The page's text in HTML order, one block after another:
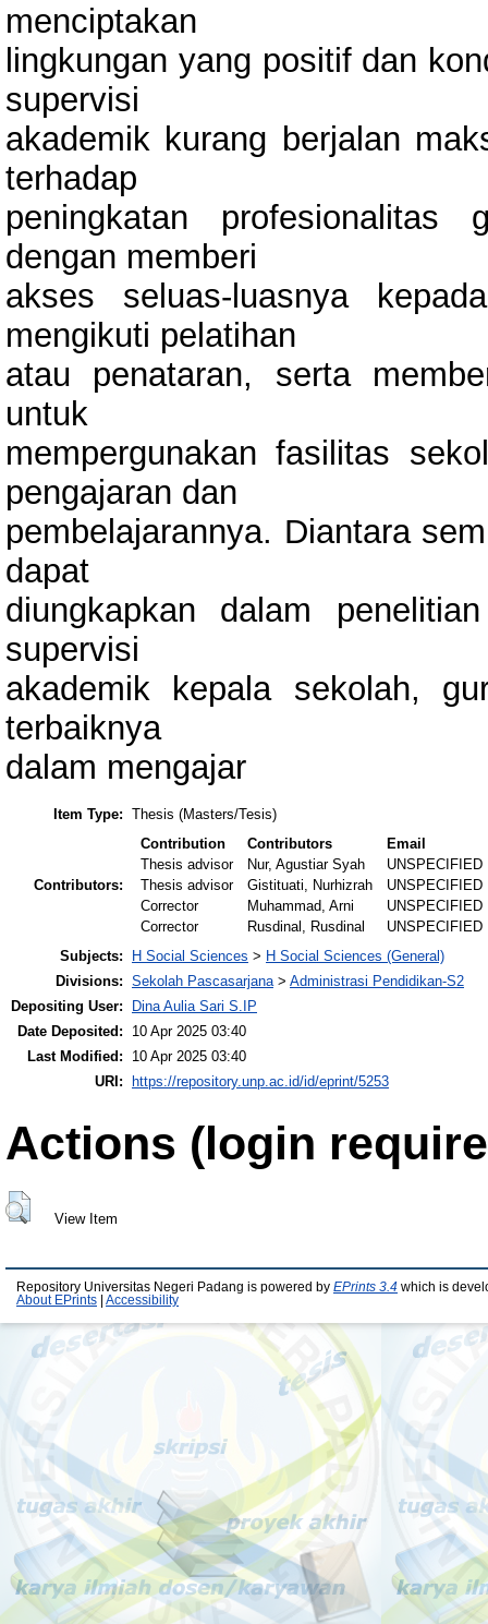
menciptakan
lingkungan yang positif dan
supervisi
akademik kurang berjalan
terhadap
peningkatan profesionalitas
dengan memberi
akses seluas-luasnya
mengikuti pelatihan
atau penataran, serta
untuk
mempergunakan fasilitas
pengajaran dan
pembelajarannya. Diantara
dapat
diungkapkan dalam
supervisi
akademik kepala sekolah,
terbaiknya
dalam mengajar
Item Type: Thesis (Masters/Tesis)
Contributors:
Contribution Contributors
Email
Thesis advisor
Nur, Agustiar Syah
UNSPECIFIED
Thesis advisor
Gistituati, Nurhizrah
UNSPECIFIED
Corrector
Muhammad, Arni
UNSPECIFIED
Corrector
Rusdinal, Rusdinal
UNSPECIFIED
Subjects:
H Social Sciences > H Social Sciences (General)
Divisions: Sekolah Pascasarjana> Administrasi Pendidikan-S2
Depositing User:
Dina Aulia Sari S.IP
Date Deposited:
10 Apr 2025 03:40
Last Modified:
10 Apr 2025 03:40
URI:
https://repository.unp.ac.id/id/eprint/5253
Actions (login
View Item
Repository Universitas Negeri Padang is powered by EPrints 3.4 which is
About EPrints
Accessibility